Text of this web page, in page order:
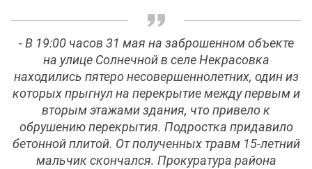
- В 19:00 часов 31 мая на заброшенном объекте
на улице Солнечной в селе Некрасовка
находились пятеро несовершеннолетних, один из
которых прыгнул на перекрытие между первым и
вторым этажами здания, что привело к
обрушению перекрытия. Подростка придавило
бетонной плитой. От полученных травм 15-летний
мальчик скончался. Прокуратура района